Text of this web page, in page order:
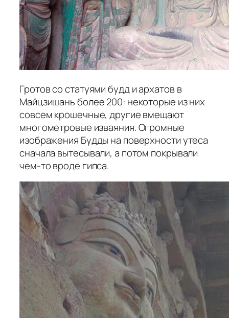
Гротов со статуями будд и архатов в
Майцзишань более 200: некоторые из них
совсем крошечные, другие вмещают
многометровые изваяния. Огромные
изображения Будды на поверхности утеса
сначала вытесывали, а потом покрывали
чем-то вроде гипса.